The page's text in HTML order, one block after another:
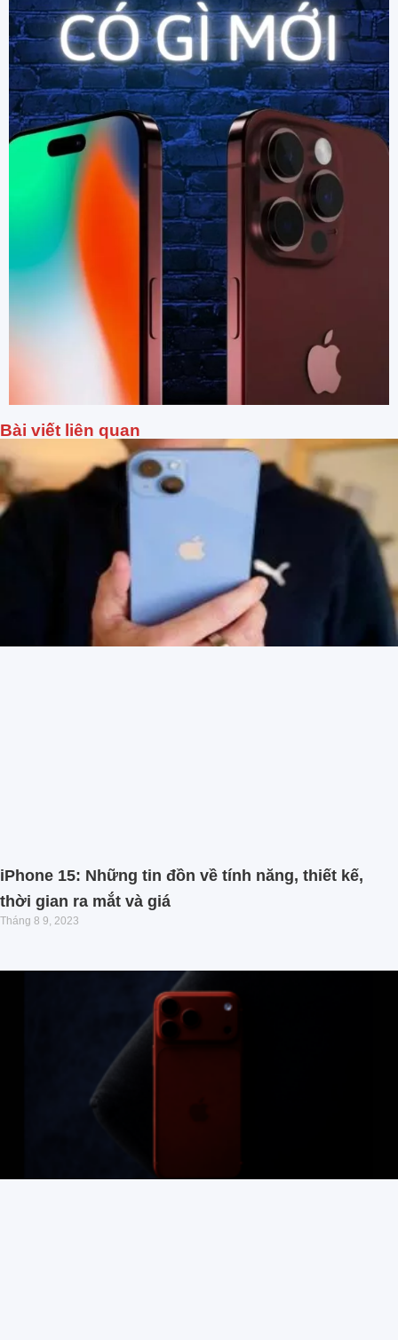
Bài viết liên quan
iPhone 15: Những tin đồn về tính năng, thiết kế,
thời gian ra mắt và giá
Tháng 8 9, 2023